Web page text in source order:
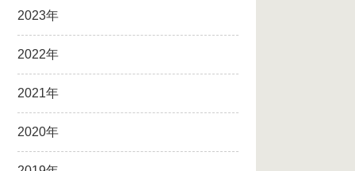
2023年
2022年
2021年
2020年